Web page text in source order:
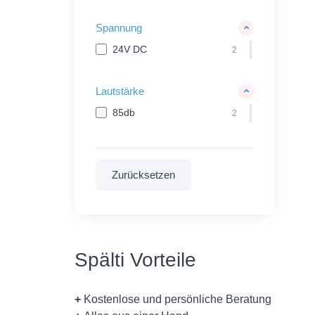
Spannung
24V DC 2
Lautstärke
85db 2
Spälti Vorteile
+ Kostenlose und persönliche Beratung